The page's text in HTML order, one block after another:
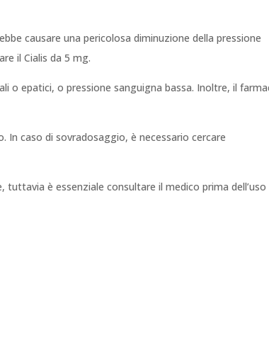
causare una pericolosa diminuzione della pressione
il Cialis da 5 mg.
o epatici, o pressione sanguigna bassa. Inoltre, il
In caso di sovradosaggio, è necessario cercare
è essenziale consultare il medico prima dell’uso